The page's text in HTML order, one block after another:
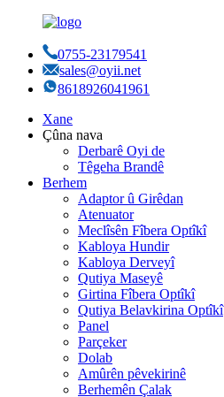
0755-23179541
sales@oyii.net
8618926041961
Xane
Çûna nava
Derbarê Oyi de
Têgeha Brandê
Berhem
Adaptor û Girêdan
Atenuator
Meclîsên Fîbera Optîkî
Kabloya Hundir
Kabloya Derveyî
Qutiya Maseyê
Girtina Fîbera Optîkî
Qutiya Belavkirina Optîkî
Panel
Parçeker
Dolab
Amûrên pêvekirinê
Berhemên Çalak